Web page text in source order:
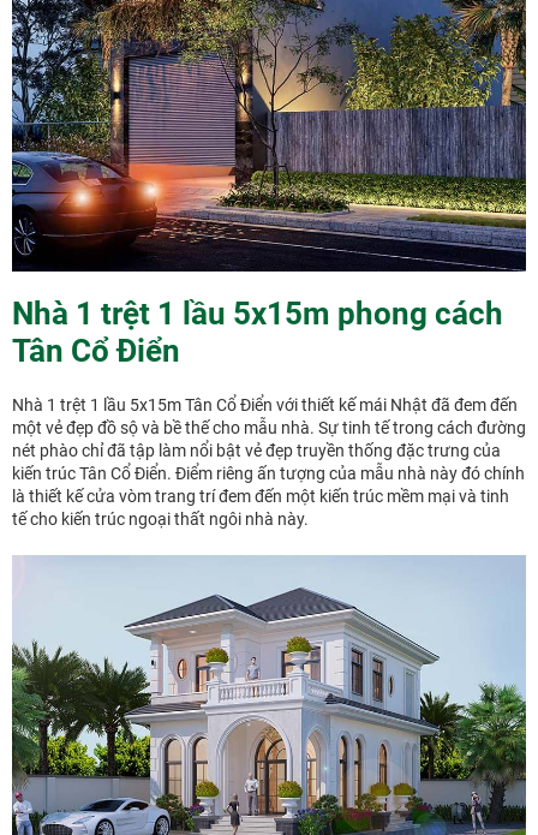
Nhà 1 trệt 1 lầu 5x15m phong cách
Tân Cổ Điển
Nhà 1 trệt 1 lầu 5x15m Tân Cổ Điển với thiết kế mái Nhật đã đem đến
một vẻ đẹp đồ sộ và bề thế cho mẫu nhà. Sự tinh tế trong cách đường
nét phào chỉ đã tập làm nổi bật vẻ đẹp truyền thống đặc trưng của
kiến trúc Tân Cổ Điển. Điểm riêng ấn tượng của mẫu nhà này đó chính
là thiết kế cửa vòm trang trí đem đến một kiến trúc mềm mại và tinh
tế cho kiến trúc ngoại thất ngôi nhà này.